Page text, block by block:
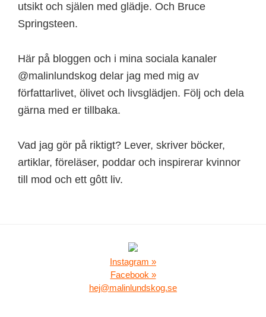
utsikt och själen med glädje. Och Bruce
Springsteen.
Här på bloggen och i mina sociala kanaler
@malinlundskog delar jag med mig av
författarlivet, ölivet och livsglädjen. Följ och dela
gärna med er tillbaka.
Vad jag gör på riktigt? Lever, skriver böcker,
artiklar, föreläser, poddar och inspirerar kvinnor
till mod och ett gôtt liv.
Instagram »
Facebook »
hej@malinlundskog.se